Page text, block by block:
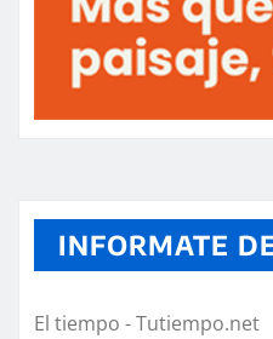
INFORMATE
El tiempo - Tutiempo.net